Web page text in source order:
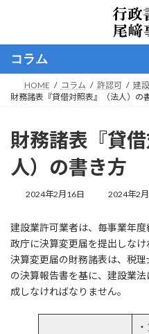
ン
へ
ー
ョ
コラム
HOME コラム 許認可
建
財務諸表『貸借対照表』（法人）の
財務諸表『貸
人）の書き方
2024年2月16日
最
新
日
時
:
2024年2
建設業許可業者は、毎事業年
政庁に決算変更届を提出しなけ
決算変更届の財務諸表は、税
の決算報告書を基に、建設業
成しなければなりません。